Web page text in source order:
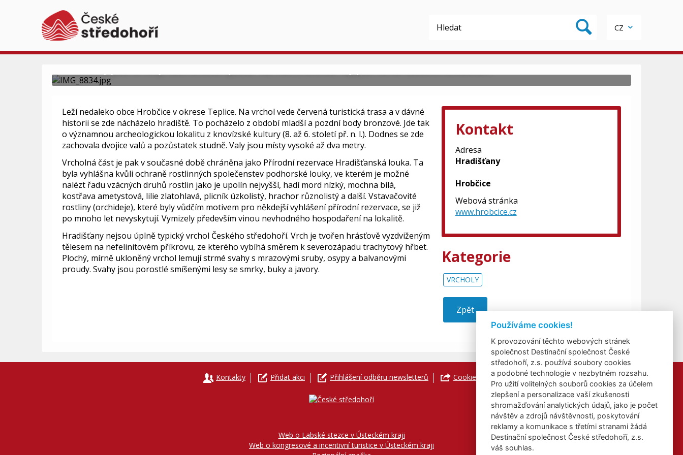
CZ
Hradišťany
Leží nedaleko obce Hrobčice v okrese Teplice. Na vrchol vede červená turistická trasa a v dávné
historii se zde nácházelo hradiště. To pocházelo z období mladší a pozdní body bronzové. Jde tak
o významnou archeologickou lokalitu z knovízské kultury (8. až 6. století př. n. l.). Dodnes se zde
zachovala dvojice valů a pozůstatek studně. Valy jsou místy vysoké až dva metry.
Vrcholná část je pak v současné době chráněna jako Přírodní rezervace Hradišťanská louka. Ta
byla vyhlášna kvůli ochraně rostlinných společenstev podhorské louky, ve kterém je možné
nalézt řadu vzácných druhů rostlin jako je upolín nejvyšší, hadí mord nízký, mochna bílá,
kostřava ametystová, lilie zlatohlavá, plicník úzkolistý, hrachor různolistý a další. Vstavačovité
rostliny (orchideje), které byly vůdčím motivem pro někdejší vyhlášení přírodní rezervace, se již
po mnoho let nevyskytují. Vymizely především vinou nevhodného hospodaření na lokalitě.
Hradišťany nejsou úplně typický vrchol Českého středohoří. Vrch je tvořen hrásťově vyzdviženým
tělesem na nefelinitovém příkrovu, ze kterého vybíhá směrem k severozápadu trachytový hřbet.
Plochý, mírně ukloněný vrchol lemují strmé svahy s mrazovými sruby, osypy a balvanovými
proudy. Svahy jsou porostlé smíšenými lesy se smrky, buky a javory.
Kontakt
Adresa
Hradišťany
Hrobčice
Webová stránka
www.hrobcice.cz
Kategorie
VRCHOLY
Zpět
Kontakty Přidat akci Přihlášení odběru newsletterů Cookies
Web o Labské stezce v Ústeckém kraji
Web o kongresové a incentivní turistice v Ústeckém kraji
Používáme cookies!
K provozování těchto webových stránek
společnost Destinační společnost České
středohoří, z.s. používá soubory cookies
a podobné technologie v nezbytném rozsahu.
Pro užití volitelných souborů cookies za účelem
zlepšení a personalizace vaší zkušenosti
shromažďování analytických údajů, jako je počet
návštěv a zdrojů návštěvnosti, poskytování
reklamy a komunikace s třetími stranami žádá
Destinační společnost České středohoří, z.s.
váš souhlas.